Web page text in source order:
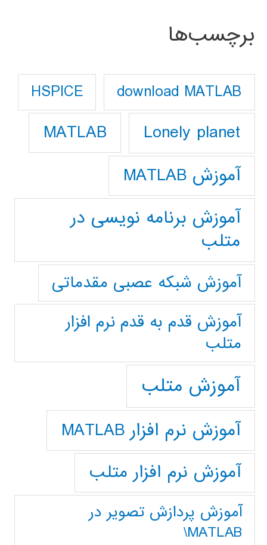
برچسب‌ها
download MATLAB
HSPICE
Lonely planet
MATLAB
آموزش MATLAB
آموزش برنامه نویسی در
متلب
آموزش شبکه عصبی مقدماتی
آموزش قدم به قدم نرم افزار
متلب
آموزش متلب
آموزش نرم افزار MATLAB
آموزش نرم افزار متلب
آموزش پردازش تصوير در
MATLAB\